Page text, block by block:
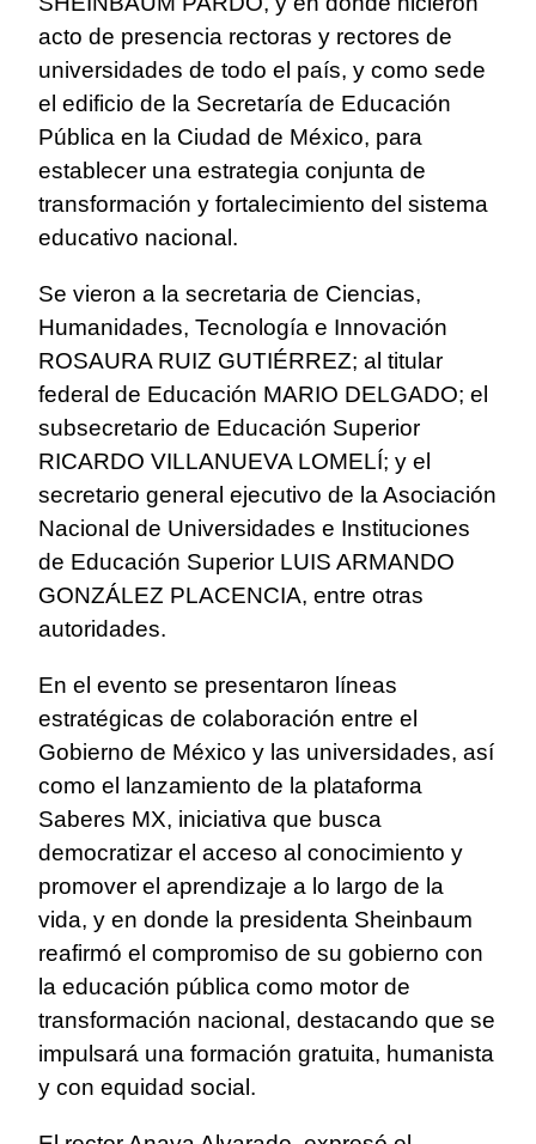
acto de presencia rectoras y rectores de
universidades de todo el país, y como sede
el edificio de la Secretaría de Educación
Pública en la Ciudad de México, para
establecer una estrategia conjunta de
transformación y fortalecimiento del sistema
educativo nacional.
Se vieron a la secretaria de Ciencias,
Humanidades, Tecnología e Innovación
ROSAURA RUIZ GUTIÉRREZ; al titular
federal de Educación MARIO DELGADO; el
subsecretario de Educación Superior
RICARDO VILLANUEVA LOMELÍ; y el
secretario general ejecutivo de la Asociación
Nacional de Universidades e Instituciones
de Educación Superior LUIS ARMANDO
GONZÁLEZ PLACENCIA, entre otras
autoridades.
En el evento se presentaron líneas
estratégicas de colaboración entre el
Gobierno de México y las universidades, así
como el lanzamiento de la plataforma
Saberes MX, iniciativa que busca
democratizar el acceso al conocimiento y
promover el aprendizaje a lo largo de la
vida, y en donde la presidenta Sheinbaum
reafirmó el compromiso de su gobierno con
la educación pública como motor de
transformación nacional, destacando que se
impulsará una formación gratuita, humanista
y con equidad social.